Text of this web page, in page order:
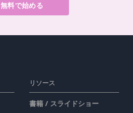
無料で始める
リソース
書籍 / スライドショー